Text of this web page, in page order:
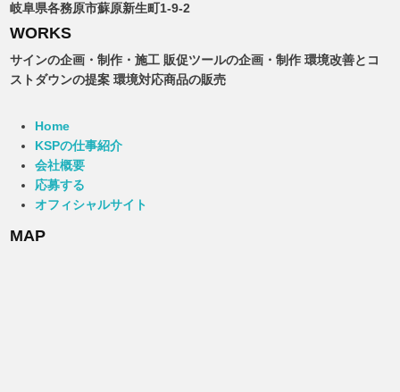
岐阜県各務原市蘇原新生町1-9-2
WORKS
サインの企画・制作・施工 販促ツールの企画・制作 環境改善とコ
ストダウンの提案 環境対応商品の販売
Home
KSPの仕事紹介
会社概要
応募する
オフィシャルサイト
MAP